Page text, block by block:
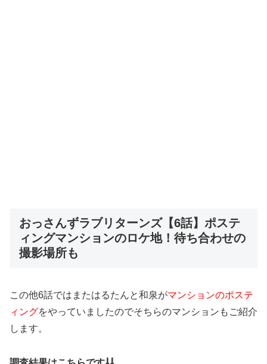
おっさんずラブリターンズ【6話】ポステ
ィングマンションのロケ地！待ち合わせの
撮影場所も
この他6話ではまたはるたんと和泉がマンションのポステ
ィングをやっていましたのでそちらのマンションもご紹介
します。